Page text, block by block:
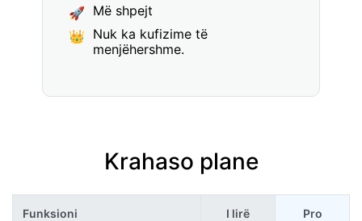
🚀 Më shpejt
👑 Nuk ka kufizime të
menjëhershme.
Krahaso plane
Funksioni I lirë Pro